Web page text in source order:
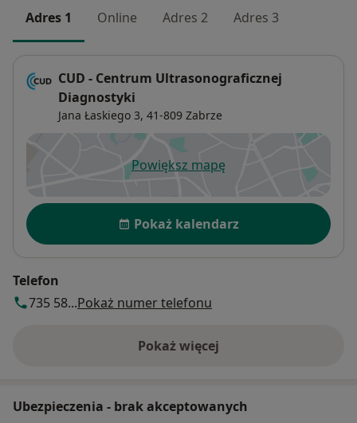
Adres 1 Online Adres 2 Adres 3
CUD - Centrum Ultrasonograficznej
Diagnostyki
Jana Łaskiego 3, 41-809 Zabrze
Powiększ mapęotwiera się w nowej karcie
Dostępność
Pokaż kalendarz
Telefon
735 58...Pokaż numer telefonu
Pokaż więcej
o adresie
Ubezpieczenia - brak akceptowanych